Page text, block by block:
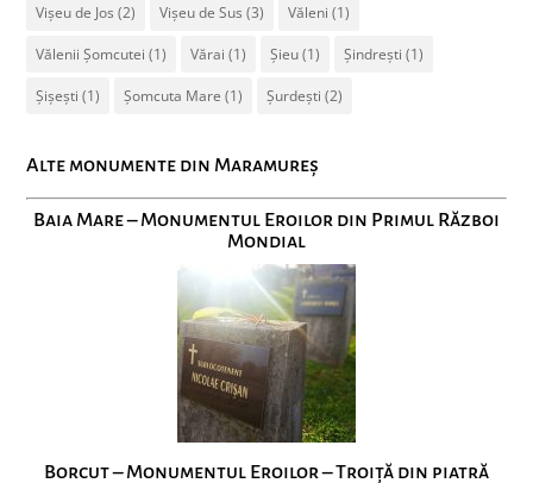
Vișeu de Jos (2) Vișeu de Sus (3) Văleni (1)
Vălenii Șomcutei (1) Vărai (1) Șieu(1) Șindrești (1)
Șișești (1) Șomcuta Mare (1) Șurdești (2)
Alte monumente din Maramureș
Baia Mare – Monumentul Eroilor din Primul Război
Mondial
Borcut – Monumentul Eroilor – Troiță din piatră